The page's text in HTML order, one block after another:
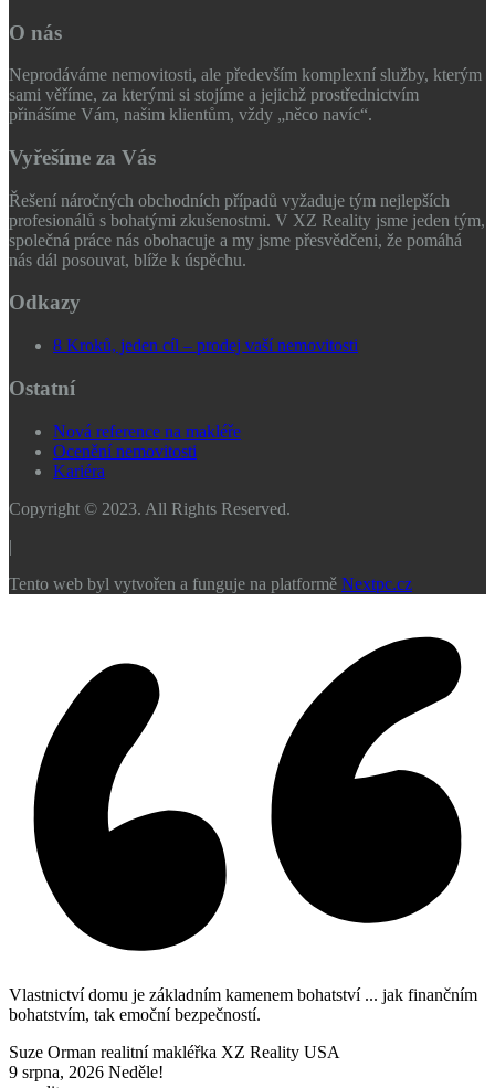
O nás
Neprodáváme nemovitosti, ale především komplexní služby, kterým
sami věříme, za kterými si stojíme a jejichž prostřednictvím
přinášíme Vám, našim klientům, vždy „něco navíc“.
Vyřešíme za Vás
Řešení náročných obchodních případů vyžaduje tým nejlepších
profesionálů s bohatými zkušenostmi. V XZ Reality jsme jeden tým,
společná práce nás obohacuje a my jsme přesvědčeni, že pomáhá
nás dál posouvat, blíže k úspěchu.
Odkazy
8 Kroků, jeden cíl – prodej vaší nemovitosti
Ostatní
Nová reference na makléře
Ocenění nemovitosti
Kariéra
Copyright © 2023. All Rights Reserved.
|
Tento web byl vytvořen a funguje na platformě Nextpc.cz
Vlastnictví domu je základním kamenem bohatství ... jak finančním
bohatstvím, tak emoční bezpečností.
Suze Orman realitní makléřka XZ Reality USA
9 srpna, 2026 Neděle!